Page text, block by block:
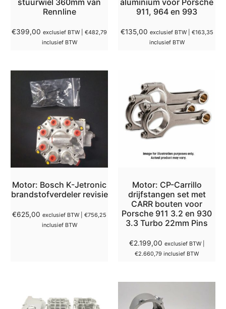
stuurwiel 360mm van
Rennline
€399,00 exclusief BTW | €482,79
inclusief BTW
aluminium voor Porsche
911, 964 en 993
€135,00 exclusief BTW | €163,35
inclusief BTW
Motor: Bosch K-Jetronic
brandstofverdeler revisie
€625,00 exclusief BTW | €756,25
inclusief BTW
Motor: CP-Carrillo
drijfstangen set met
CARR bouten voor
Porsche 911 3.2 en 930
3.3 Turbo 22mm Pins
€2.199,00 exclusief BTW |
€2.660,79 inclusief BTW